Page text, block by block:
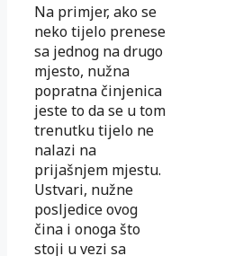
Na primjer, ako se
neko tijelo prenese
sa jednog na drugo
mjesto, nužna
popratna činjenica
jeste to da se u tom
trenutku tijelo ne
nalazi na
prijašnjem mjestu.
Ustvari, nužne
posljedice ovog
čina i onoga što
stoji u vezi sa